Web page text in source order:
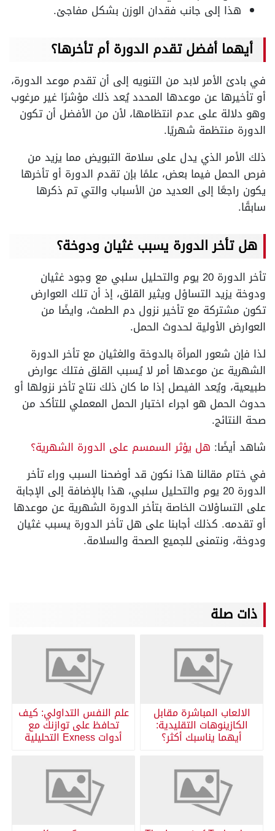
هذا إلى جانب فقدان الوزن بشكل مفاجئ.
أيهما أفضل تقدم الدورة أم تأخرها؟
في بادئ الأمر لابد من التنويه إلى أن تقدم موعد الدورة،
أو تأخيرها عن موعدها المحدد يُعد ذلك مؤشرًا غير مرغوب
وهو دلالة على عدم انتظامها، لأن من الأفضل أن تكون
الدورة منتظمة شهريًا.
ذلك الأمر الذي يدل على سلامة التبويض مما يزيد من
فرص الحمل فيما بعض، علمًا بإن تقدم الدورة أو تأخرها
يكون راجعًا إلى العديد من الأسباب والتي تم ذكرها
سابقًا.
هل تأخر الدورة يسبب غثيان ودوخة؟
تأخر الدورة 20 يوم والتحليل سلبي مع وجود غثيان
ودوخة يزيد التساؤل ويثير القلق، إذ أن تلك العوارض
تكون مشتركة مع تأخير نزول دم الطمث، وايضًا من
العوارض الأولية لحدوث الحمل.
لذا فإن شعور المرأة بالدوخة والغثيان مع تأخر الدورة
الشهرية عن موعدها أمر لا يُسبب القلق فتلك عوارض
طبيعية، ويُعد الفيصل إذا ما كان ذلك نتاج تأخر نزولها أو
حدوث الحمل هو اجراء اختبار الحمل المعملي للتأكد من
صحة النتائج.
شاهد أيضًا: هل يؤثر السمسم على الدورة الشهرية؟
في ختام مقالنا هذا نكون قد أوضحنا السبب وراء تأخر
الدورة 20 يوم والتحليل سلبي، هذا بالإضافة إلى الإجابة
على التساؤلات الخاصة بتأخر الدورة الشهرية عن موعدها
أو تقدمه. كذلك أجابنا على هل تأخر الدورة يسبب غثيان
ودوخة، ونتمنى للجميع الصحة والسلامة.
ذات صلة
الالعاب المباشرة مقابل
الكازينوهات التقليدية:
أيهما يناسبك أكثر؟
علم النفس التداولي: كيف
تحافظ على توازنك مع
أدوات Exness التحليلية